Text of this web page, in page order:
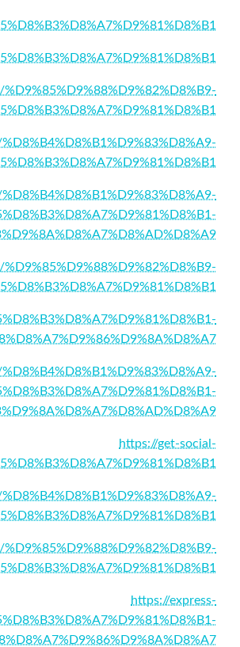
https://get-social-
https://express-